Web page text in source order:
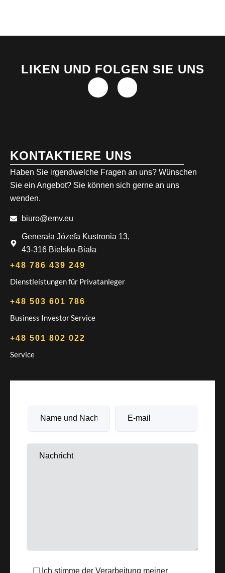
LIKEN UND FOLGEN SIE UNS
KONTAKTIERE UNS
Haben Sie irgendwelche Fragen an uns? Wünschen
Sie ein Angebot? Sie können sich gerne an uns
wenden.
biuro@emv.eu
Generała Józefa Kustronia 13,
43-316 Bielsko-Biała
+48 786 439 249
Dienstleistungen für Privatanleger
+48 503 601 786
Business Investor Service
+48 501 802 022
Service
Ich stimme der Verarbeitung meiner